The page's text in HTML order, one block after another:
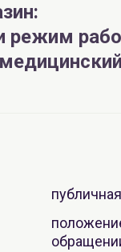
режим